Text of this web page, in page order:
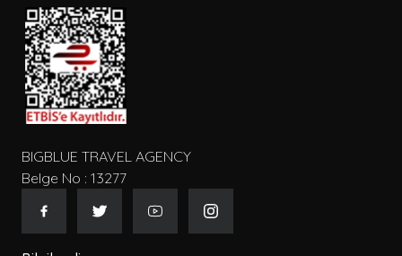
BIGBLUE TRAVEL AGENCY
Belge No : 13277